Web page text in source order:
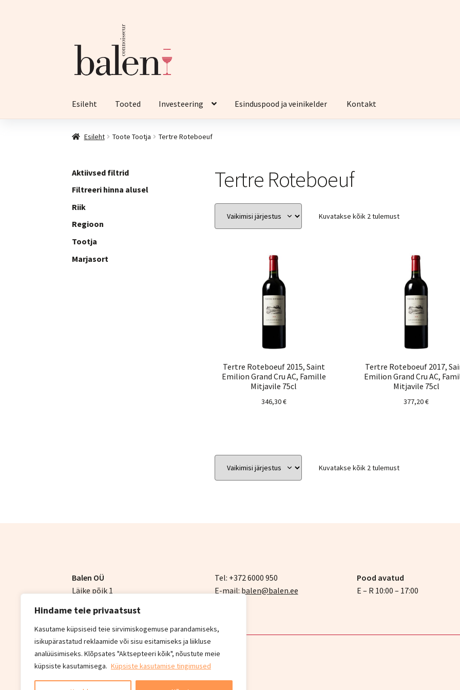
Hindame teie privaatsust
Kasutame küpsiseid teie sirvimiskogemuse parandamiseks,
isikupärastatud reklaamide või sisu esitamiseks ja liikluse
analüüsimiseks. Klõpsates "Aktsepteeri kõik", nõustute meie
küpsiste kasutamisega. Küpsiste kasutamise tingimused
navigeerimisele
Esileht Tooted Investeering Esinduspood ja veinikelder Kontakt
Esileht Toote Tootja Tertre Roteboeuf
Tertre Roteboeuf
Kuvatakse kõik 2 tulemust
Tertre Roteboeuf 2015, Saint
Emilion Grand Cru AC, Famille
Mitjavile 75cl
346,30€
Tertre Roteboeuf 2017,
Emilion Grand Cru AC,
Mitjavile 75cl
377,20€
Kuvatakse kõik 2 tulemust
Aktiivsed filtrid
Filtreeri hinna alusel
Riik
Regioon
Tootja
Marjasort
Balen OÜ
Läike põik 1
75312 Harjumaa
Tel: +372 6000 950
E-mail: balen@balen.ee
Pood avatud
E – R 10:00 – 17:00
© Balen 2026